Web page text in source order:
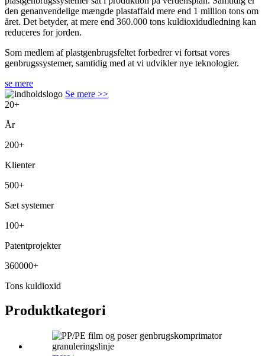
den genanvendelige mængde plastaffald mere end 1 million tons om
året. Det betyder, at mere end 360.000 tons kuldioxidudledning kan
reduceres for jorden.
Som medlem af plastgenbrugsfeltet forbedrer vi fortsat vores
genbrugssystemer, samtidig med at vi udvikler nye teknologier.
se mere
Se mere >>
20+
År
200+
Klienter
500+
Sæt systemer
100+
Patentprojekter
360000+
Tons kuldioxid
Produktkategori